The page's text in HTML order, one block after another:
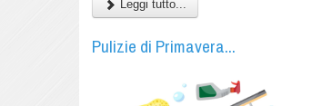
Leggi tutto...
Pulizie di Primavera...